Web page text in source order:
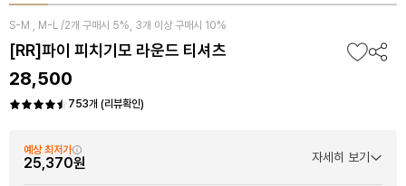
S-M , M-L /2개 구매시 5%, 3개 이상 구매시 10%
[RR]파이 피치기모 라운드 티셔츠
28,500
753개 (리뷰확인)
예상 최저가
25,370원 자세히 보기